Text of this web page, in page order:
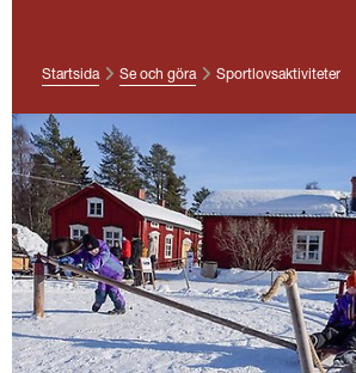
Startsida Se och göra Sportlovsaktiviteter